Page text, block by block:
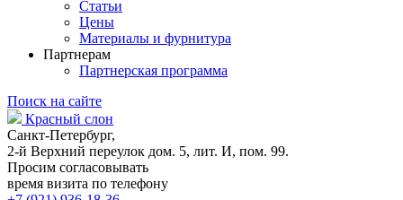
Статьи
Цены
Материалы и фурнитура
Партнерам
Партнерская программа
Поиск на сайте
Красный слон
Санкт-Петербург,
2-й Верхний переулок дом. 5, лит. И, пом. 99.
Просим согласовывать
время визита по телефону